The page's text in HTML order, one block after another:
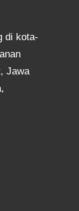
di kota-
Jawa